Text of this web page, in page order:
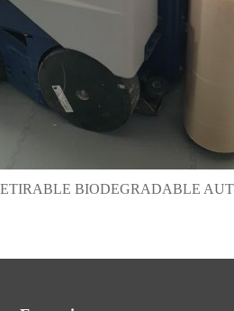
ETIRABLE BIODEGRADABLE